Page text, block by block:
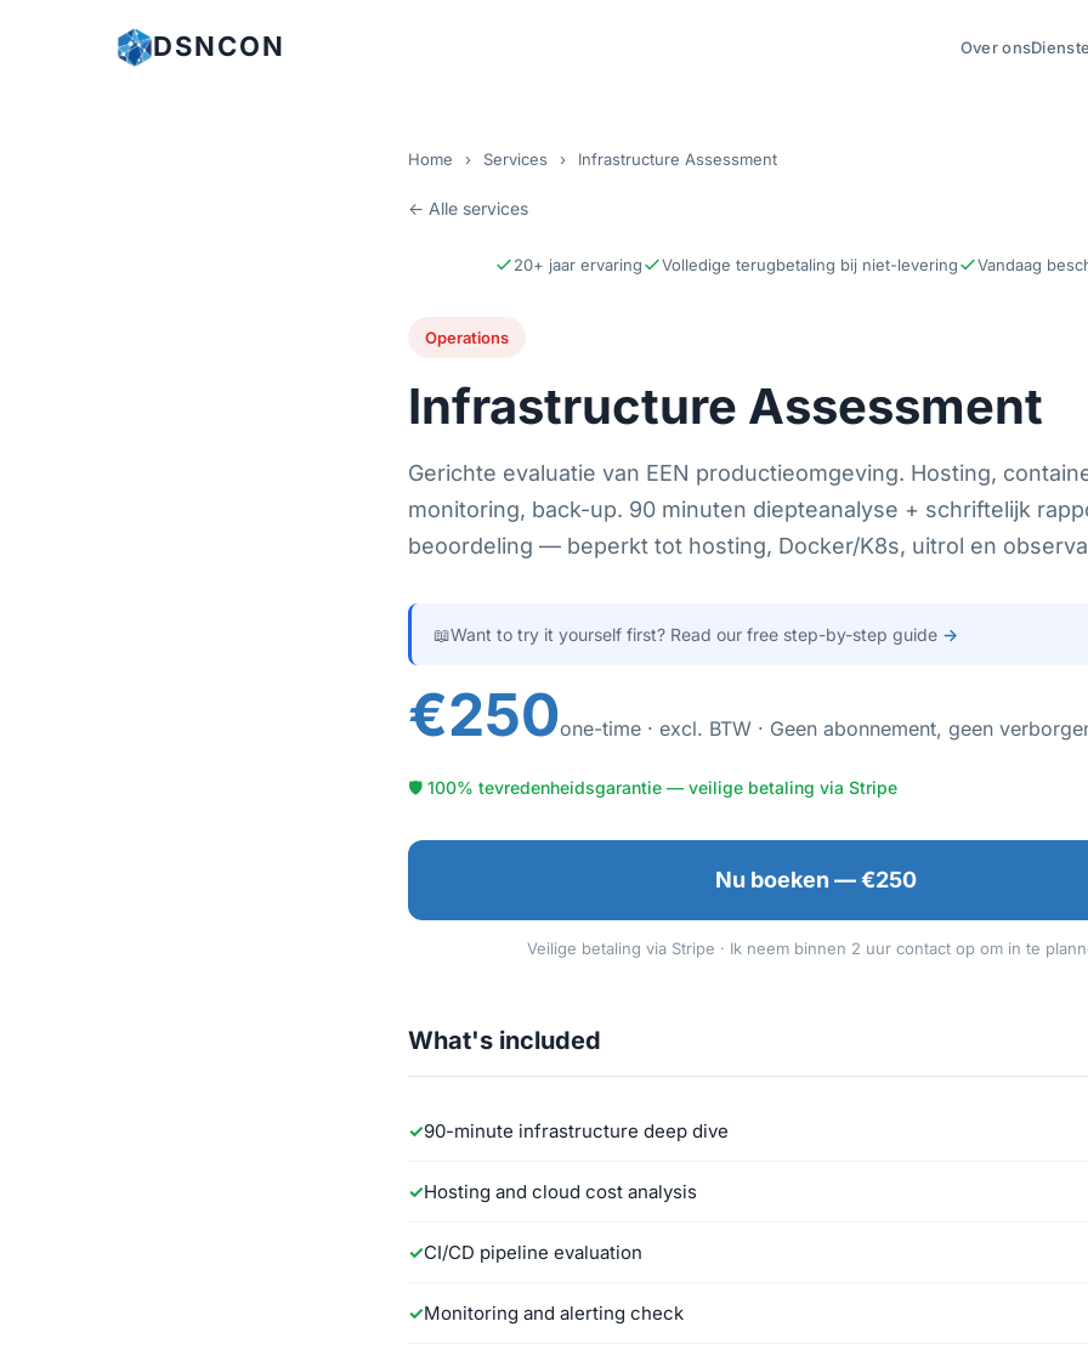
DSNCON Over ons
Home › Services › Infrastructure Assessment
← Alle services
20+ jaar ervaring Volledige terugbetaling bij niet-levering Vandaag
Operations
Infrastructure Assessment
Gerichte evaluatie van EEN productieomgeving. Hosting,
monitoring, back-up. 90 minuten diepteanalyse + schriftelijk
beoordeling — beperkt tot hosting, Docker/K8s, uitrol en
📖Want to try it yourself first? Read our free step-by-step guide →
€250one-time · excl. BTW · Geen abonnement, geen
🛡 100% tevredenheidsgarantie — veilige betaling via Stripe
Nu boeken — €250
Veilige betaling via Stripe · Ik neem binnen 2 uur contact op om in te
What's included
90-minute infrastructure deep dive
Hosting and cloud cost analysis
CI/CD pipeline evaluation
Monitoring and alerting check